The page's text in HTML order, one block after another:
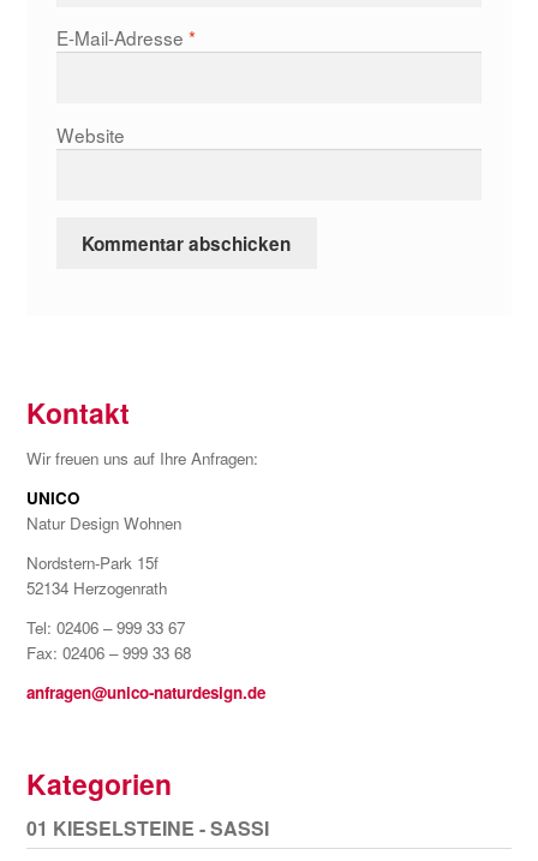
E-Mail-Adresse *
Website
Kontakt
Wir freuen uns auf Ihre Anfragen:
UNICO
Natur Design Wohnen
Nordstern-Park 15f
52134 Herzogenrath
Tel: 02406 – 999 33 67
Fax: 02406 – 999 33 68
anfragen@unico-naturdesign.de
Kategorien
01 KIESELSTEINE - SASSI